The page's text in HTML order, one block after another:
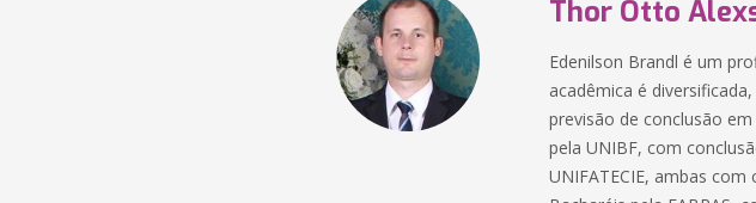
Thor Otto
Edenilson Brandl é um
acadêmica é
previsão de conclusão
pela UNIBF, com
UNIFATECIE, ambas